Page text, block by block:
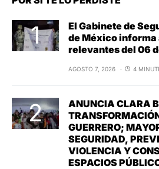
El Gabinete de
de México
relevantes del 06
AGOSTO 7, 2026 4
ANUNCIA CLARA
GUERRERO;
SEGURIDAD,
VIOLENCIA Y
ESPACIOS